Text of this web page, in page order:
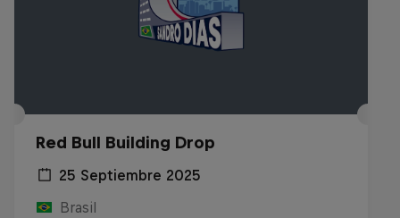
Red Bull Building Drop
25 Septiembre 2025
Brasil